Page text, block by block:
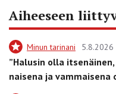
Aiheeseen
Minun tarinani 5.8.2026
”Halusin olla
naisena ja vammaisena